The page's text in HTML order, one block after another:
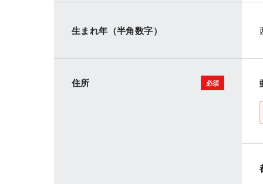
生まれ年（半角数字）
住所